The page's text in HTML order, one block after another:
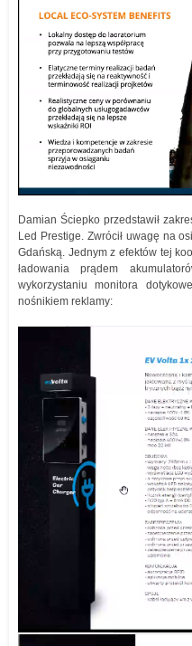
Damian Ściepko przedstawił
Led Prestige. Zwrócił uwagę na
Gdańską. Jednym z efektów tej
ładowania prądem
wykorzystaniu monitora
nośnikiem reklamy: